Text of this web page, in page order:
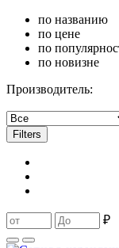
по названию
по цене
по
по новизне
Производитель:
Filters
₽